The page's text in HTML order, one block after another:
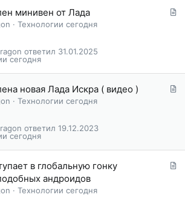
С
минивен от Лада
Технологии сегодня
сегодня
31.01.2025
С
новая Лада Искра ( видео )
Технологии сегодня
сегодня
19.12.2023
С
в глобальную гонку
андроидов
Технологии сегодня